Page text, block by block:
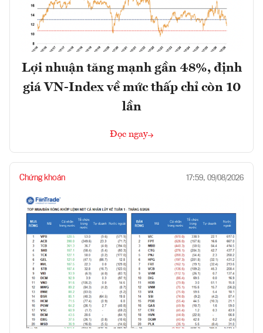
Lợi nhuận tăng mạnh gần 48%, định
giá VN-Index về mức thấp chỉ còn 10
lần
Đọc ngay
Chứng khoán 17:59, 09/08/2026